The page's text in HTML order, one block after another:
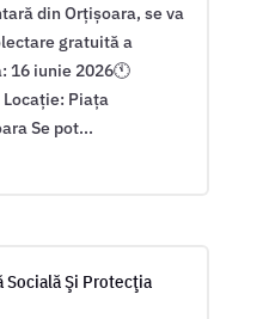
din Orțișoara, se va
gratuită a
16 iunie 2026🕚
Locație: Piața
Se pot...
Socială Şi Protecţia